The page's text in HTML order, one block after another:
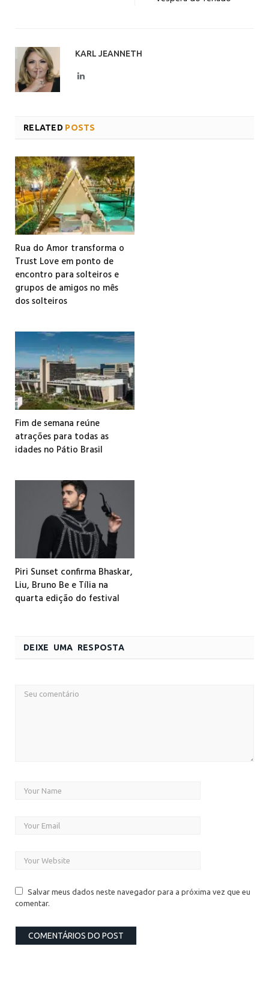
KARL JEANNETH
LinkedIn
RELATED POSTS
Rua do Amor transforma o
Trust Love em ponto de
encontro para solteiros e
grupos de amigos no mês
dos solteiros
Fim de semana reúne
atrações para todas as
idades no Pátio Brasil
Piri Sunset confirma Bhaskar,
Liu, Bruno Be e Tília na
quarta edição do festival
DEIXE UMA RESPOSTA
Salvar meus dados neste navegador para a próxima vez que eu
comentar.